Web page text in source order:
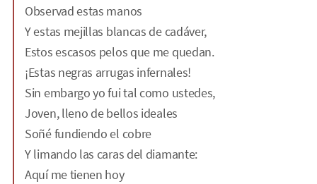
Observad estas manos
Y estas mejillas blancas de cadáver,
Estos escasos pelos que me quedan.
¡Estas negras arrugas infernales!
Sin embargo yo fui tal como ustedes,
Joven, lleno de bellos ideales
Soñé fundiendo el cobre
Y limando las caras del diamante:
Aquí me tienen hoy